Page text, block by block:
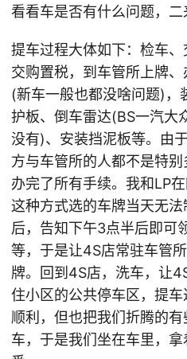
看看车是否有什么问题，二
提车过程大体如下：检车
交购置税，到车管所上牌
(新车一般也都没啥问题)，
护板、倒车雷达(BS一汽大
没有)、安装挡泥板等。由
方与车管所的人都不是特
办完了所有手续。我和LP
这种方式选的车牌当天无
后，告知下午3点半后即可
等，于是让4S店常驻车管
牌。回到4S店，洗车，让
住小区的公共停车区，提
顺利，但也把我们折腾的
车，于是我们坐在车里，